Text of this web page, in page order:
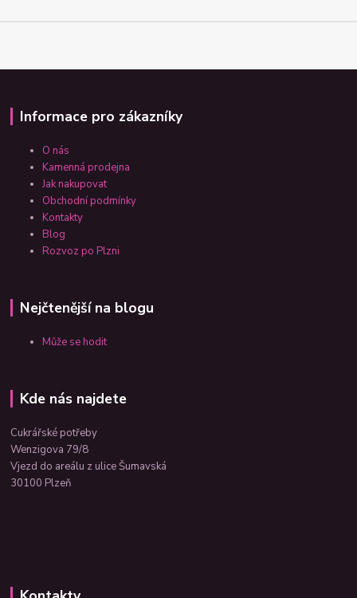
Informace pro zákazníky
O nás
Kamenná prodejna
Jak nakupovat
Obchodní podmínky
Kontakty
Blog
Rozvoz po Plzni
Nejčtenější na blogu
Může se hodit
Kde nás najdete
Cukrářské potřeby
Wenzigova 79/8
Vjezd do areálu z ulice Šumavská
30100 Plzeň